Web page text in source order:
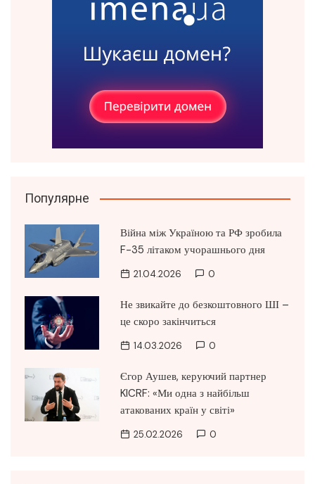
Популярне
Війна між Україною та РФ зробила
F-35 літаком учорашнього дня
21.04.2026 0
Не звикайте до безкоштовного ШІ –
це скоро закінчиться
14.03.2026 0
Єгор Аушев, керуючий партнер
KICRF: «Ми одна з найбільш
атакованих країн у світі»
25.02.2026 0